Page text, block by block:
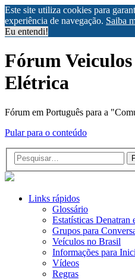
Este site utiliza cookies para
experiência de navegação. Saiba
Eu entendi!
Fórum
Elétrica
Fórum em Português para a
Pular para o conteúdo
Links rápidos
Glossário
Estatísticas Denatran
Grupos para
Veículos no Brasil
Informações para
Vídeos
Regras